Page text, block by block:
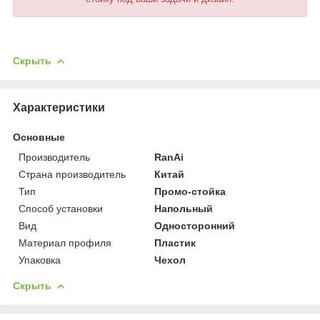
Скрыть
Характеристики
Основные
Производитель
RanAi
Страна производитель
Китай
Тип
Промо-стойка
Способ установки
Напольный
Вид
Односторонний
Материал профиля
Пластик
Упаковка
Чехол
Скрыть